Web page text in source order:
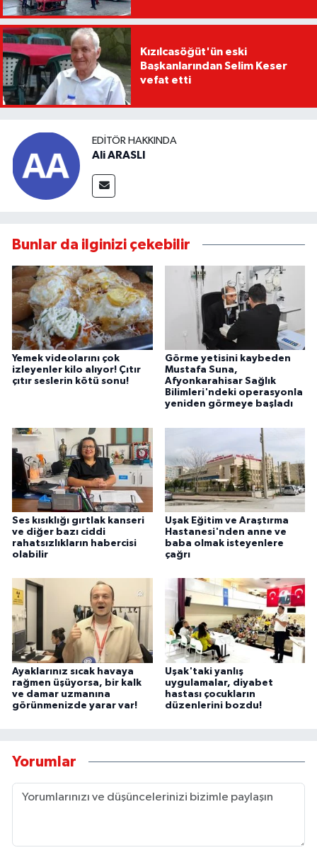
Kızılcasöğüt'ün eski
Başkanlarından Selim Keser
vefat etti
EDITÖR HAKKINDA
Ali ARASLI
Bunlar da ilginizi çekebilir
Yemek videolarını çok
izleyenler kilo alıyor! Çıtır
çıtır seslerin kötü sonu!
Görme yetisini kaybeden
Mustafa Suna,
Afyonkarahisar Sağlık
Bilimleri'ndeki operasyonla
yeniden görmeye başladı
Ses kısıklığı gırtlak kanseri
ve diğer bazı ciddi
rahatsızlıkların habercisi
olabilir
Uşak Eğitim ve Araştırma
Hastanesi'nden anne ve
baba olmak isteyenlere
çağrı
Ayaklarınız sıcak havaya
rağmen üşüyorsa, bir kalk
ve damar uzmanına
görünmenizde yarar var!
Uşak'taki yanlış
uygulamalar, diyabet
hastası çocukların
düzenlerini bozdu!
Yorumlar